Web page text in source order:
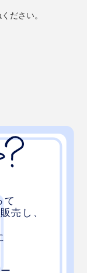
でも、暖かさと
、両方に“ホッ
アップ。
されること間違
ださい。